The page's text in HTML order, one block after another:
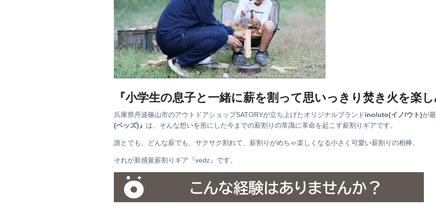
『小学生の息子と一緒に薪を割って思いっきり焚き火を楽し
兵庫県丹波篠山市のアウトドアショップSATORYが立ち上げたオリジナルブランドino/uto(イノ/ウト)が
(ベッズ)』 は、そんな想いを形にした今までの薪割りの常識に革命を起こす薪割りギアです。
誰とでも、どんな薪でも、サクサク割れて、薪割りがめちゃ楽しくなる小さく可愛い薪割りの相棒。
それが新感覚薪割りギア『vedz』です。